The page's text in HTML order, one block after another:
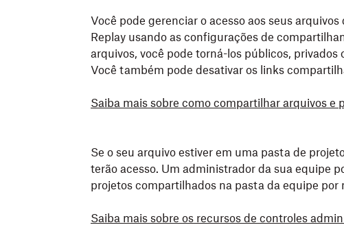
Você pode gerenciar o acesso aos seus
Replay usando as configurações de
arquivos, você pode torná-los públicos,
Você também pode desativar os links
Saiba mais sobre como compartilhar arquivos e
Se o seu arquivo estiver em uma pasta de
terão acesso. Um administrador da sua equipe
projetos compartilhados na pasta da equipe por
Saiba mais sobre os recursos de controles